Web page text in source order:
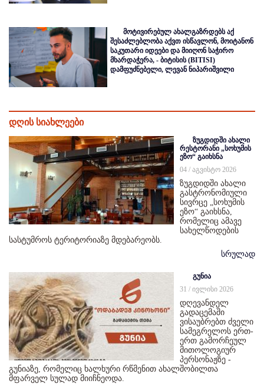
მოტივირებულ ახალგაზრდებს აქ
შესაძლებლობა აქვთ ისწავლონ, მოიტანონ
საკუთარი იდეები და მიიღონ საჭირო
მხარდაჭერა, - ბიტისის (BITISI)
დამფუძნებელი, ლევან ნიპარიშვილი
დღის სიახლეები
ზუგდიდში ახალი
რესტორანი „სოხუმის
ეზო“ გაიხსნა
04 / აგვისტო 2026
ზუგდიდში ახალი
გასტრონომიული
სივრცე „სოხუმის
ეზო“ გაიხსნა,
რომელიც ამავე
სახელწოდების
სასტუმროს ტერიტორიაზე მდებარეობს.
სრულად
გუნია
31 / ივლისი 2026
დღევანდელ
გადაცემაში
ვისაუბრებთ ძველი
სამეგრელოს ერთ-
ერთ გამორჩეულ
მითოლოგიურ
პერსონაჟზე -
გუნიაზე, რომელიც ხალხური რწმენით ახალშობილთა
მფარველ სულად მიიჩნეოდა.